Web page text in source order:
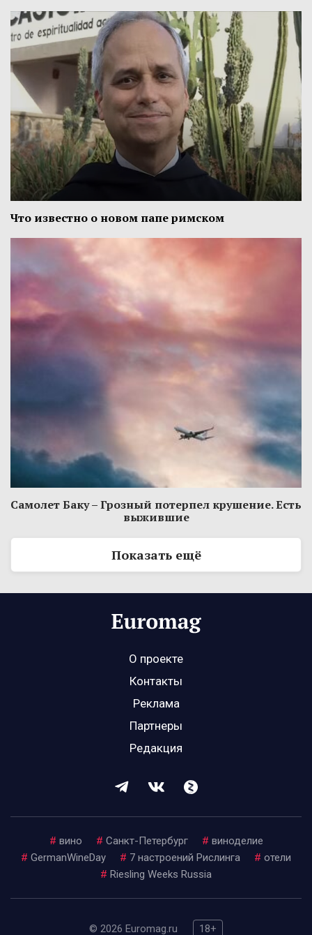
Что известно о новом папе римском
Самолет Баку – Грозный потерпел крушение. Есть
выжившие
Показать ещё
О проекте
Контакты
Реклама
Партнеры
Редакция
# вино # Санкт-Петербург # виноделие
# GermanWineDay # 7 настроений Рислинга # отели
# Riesling Weeks Russia
© 2026 Euromag.ru 18+